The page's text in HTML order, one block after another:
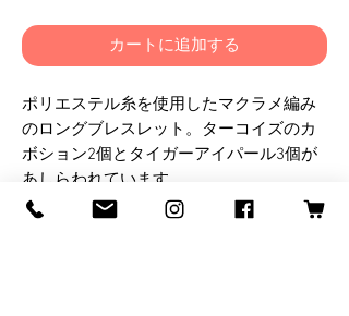
カートに追加する
ポリエステル糸を使用したマクラメ編み
のロングブレスレット。ターコイズのカ
ボション2個とタイガーアイパール3個が
あしらわれています。